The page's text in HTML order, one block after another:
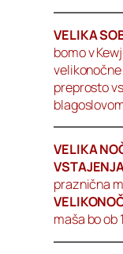
VELIKA
bomo v
preprosto
VELIKA
praznična
maša bo ob